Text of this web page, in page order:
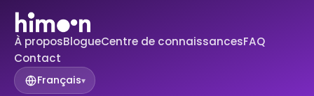
À proposBlogueCentre de connaissancesFAQ
Contact
Français▾